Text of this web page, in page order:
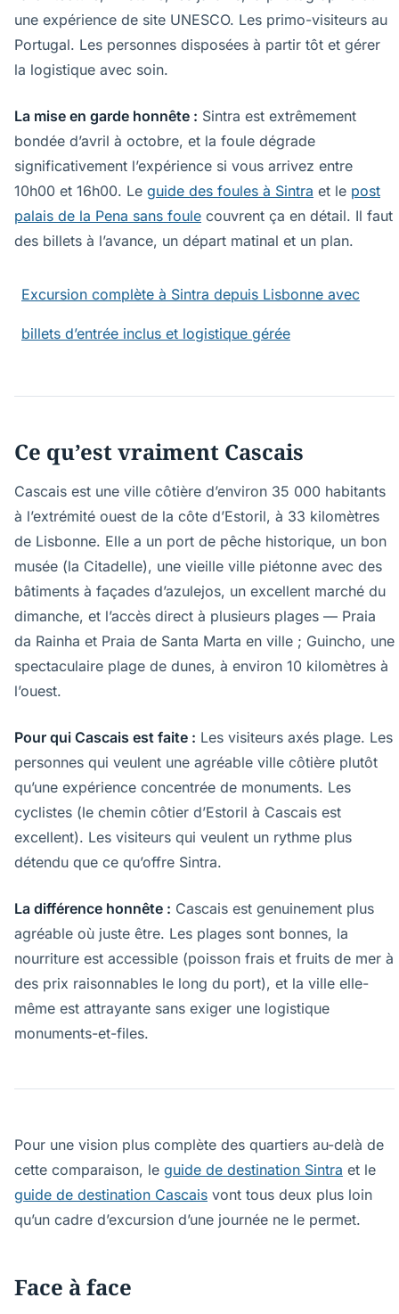
une expérience de site UNESCO. Les primo-visiteurs au
Portugal. Les personnes disposées à partir tôt et gérer
la logistique avec soin.
La mise en garde honnête : Sintra est extrêmement
bondée d’avril à octobre, et la foule dégrade
significativement l’expérience si vous arrivez entre
10h00 et 16h00. Le guide des foules à Sintra et le post
palais de la Pena sans foule couvrent ça en détail. Il faut
des billets à l’avance, un départ matinal et un plan.
Excursion complète à Sintra depuis Lisbonne avec
billets d’entrée inclus et logistique gérée
Ce qu’est vraiment Cascais
Cascais est une ville côtière d’environ 35 000 habitants
à l’extrémité ouest de la côte d’Estoril, à 33 kilomètres
de Lisbonne. Elle a un port de pêche historique, un bon
musée (la Citadelle), une vieille ville piétonne avec des
bâtiments à façades d’azulejos, un excellent marché du
dimanche, et l’accès direct à plusieurs plages — Praia
da Rainha et Praia de Santa Marta en ville ; Guincho, une
spectaculaire plage de dunes, à environ 10 kilomètres à
l’ouest.
Pour qui Cascais est faite : Les visiteurs axés plage. Les
personnes qui veulent une agréable ville côtière plutôt
qu’une expérience concentrée de monuments. Les
cyclistes (le chemin côtier d’Estoril à Cascais est
excellent). Les visiteurs qui veulent un rythme plus
détendu que ce qu’offre Sintra.
La différence honnête : Cascais est genuinement plus
agréable où juste être. Les plages sont bonnes, la
nourriture est accessible (poisson frais et fruits de mer à
des prix raisonnables le long du port), et la ville elle-
même est attrayante sans exiger une logistique
monuments-et-files.
Pour une vision plus complète des quartiers au-delà de
cette comparaison, le guide de destination Sintra et le
guide de destination Cascais vont tous deux plus loin
qu’un cadre d’excursion d’une journée ne le permet.
Face à face